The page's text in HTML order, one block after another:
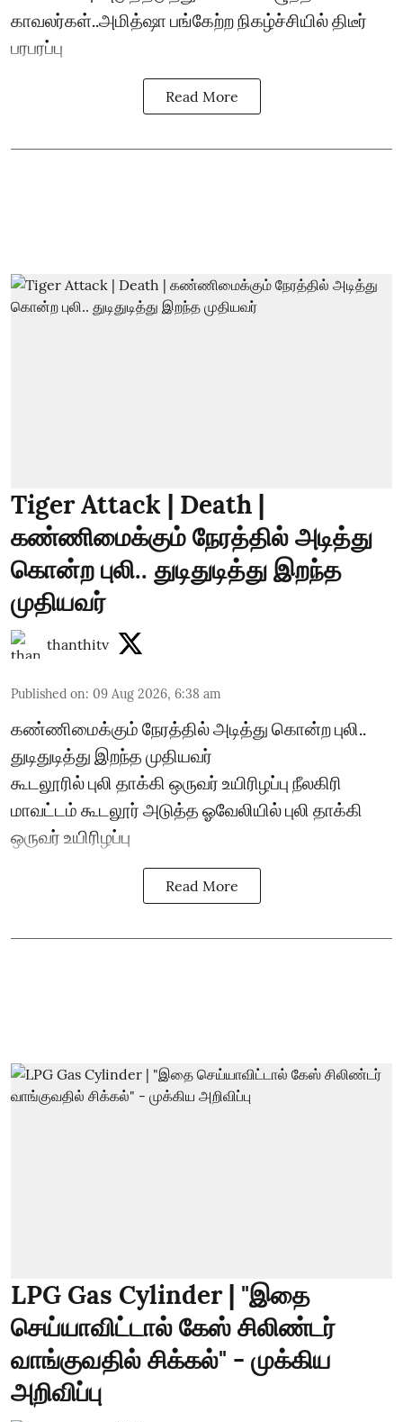
காவலர்கள்..அமித்ஷா பங்கேற்ற நிகழ்ச்சியில் திடீர்
பரபரப்பு
Read More
Tiger Attack | Death |
கண்ணிமைக்கும் நேரத்தில் அடித்து
கொன்ற புலி.. துடிதுடித்து இறந்த
முதியவர்
thanthitv
Published on: 09 Aug 2026, 6:38 am
கண்ணிமைக்கும் நேரத்தில் அடித்து கொன்ற புலி..
துடிதுடித்து இறந்த முதியவர்
கூடலூரில் புலி தாக்கி ஒருவர் உயிரிழப்பு நீலகிரி
மாவட்டம் கூடலூர் அடுத்த ஓவேலியில் புலி தாக்கி
ஒருவர் உயிரிழப்பு
Read More
LPG Gas Cylinder | "இதை
செய்யாவிட்டால் கேஸ் சிலிண்டர்
வாங்குவதில் சிக்கல்" - முக்கிய
அறிவிப்பு